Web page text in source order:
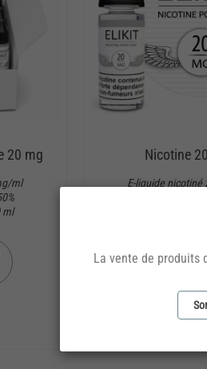
20 mg
ml
ml
Nicotine
E-liquide nicotiné
1,80
La vente de produits